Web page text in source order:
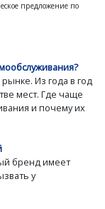
предложение по
Из года в год
мест. Где чаще
и почему их
бренд имеет
у